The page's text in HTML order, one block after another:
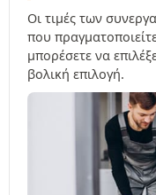
Οι τιμές των
που
μπορέσετε να
βολική επιλογή.